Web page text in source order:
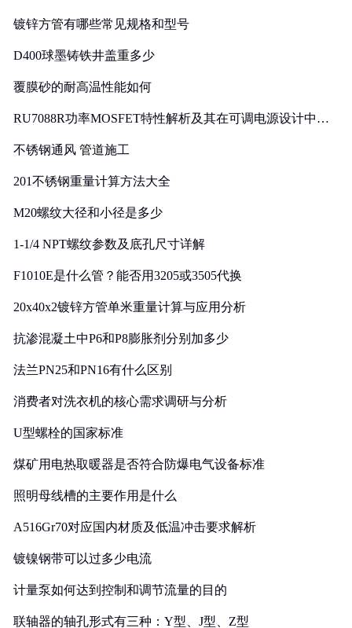
镀锌方管有哪些常见规格和型号
D400球墨铸铁井盖重多少
覆膜砂的耐高温性能如何
RU7088R功率MOSFET特性解析及其在可调电源设计中的
不锈钢通风 管道施工
201不锈钢重量计算方法大全
M20螺纹大径和小径是多少
1-1/4 NPT螺纹参数及底孔尺寸详解
F1010E是什么管？能否用3205或3505代换
20x40x2镀锌方管单米重量计算与应用分析
抗渗混凝土中P6和P8膨胀剂分别加多少
法兰PN25和PN16有什么区别
消费者对洗衣机的核心需求调研与分析
U型螺栓的国家标准
煤矿用电热取暖器是否符合防爆电气设备标准
照明母线槽的主要作用是什么
A516Gr70对应国内材质及低温冲击要求解析
镀镍钢带可以过多少电流
计量泵如何达到控制和调节流量的目的
联轴器的轴孔形式有三种：Y型、J型、Z型